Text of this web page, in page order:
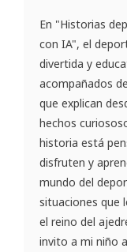
En "Historias
con IA", el
divertida y
acompañados
que explican
hechos
historia está
disfruten y
mundo del
situaciones que
el reino del
invito a mi niño